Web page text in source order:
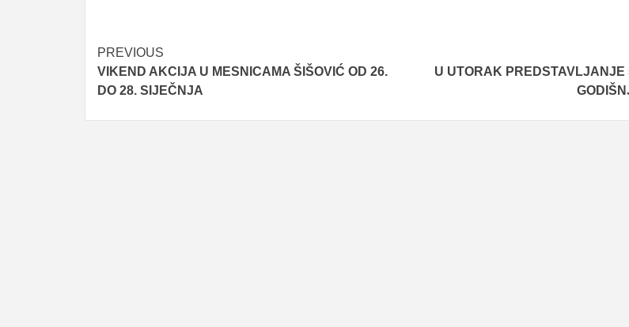
Post
navigation
PREVIOUS
VIKEND AKCIJA U MESNICAMA ŠIŠOVIĆ OD 26.
DO 28. SIJEČNJA
U UTORAK PREDSTAVLJANJE